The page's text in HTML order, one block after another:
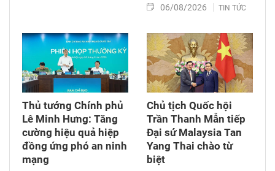
06/08/2026 TIN TỨC
Thủ tướng Chính phủ
Lê Minh Hưng: Tăng
cường hiệu quả hiệp
đồng ứng phó an ninh
mạng
Chủ tịch Quốc hội
Trần Thanh Mẫn tiếp
Đại sứ Malaysia Tan
Yang Thai chào từ
biệt